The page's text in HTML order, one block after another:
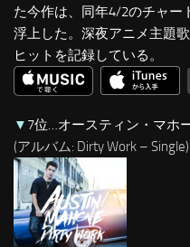
た今作は、同年4/2のチャー
浮上した。深夜アニメ主題
ヒットを記録している。
▼ 7位…オースティン・マホ
(アルバム: Dirty Work – Single)